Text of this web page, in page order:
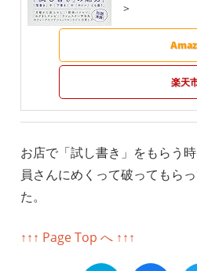
楽天
>
お店で「試し書き」をもらう
員さんにめくって破ってもら
た。
↑↑↑ Page Top へ ↑↑↑